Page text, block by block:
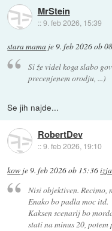
MrStein
::9. feb 2026, 15:39
stara mama je9. feb 2026 ob
Si že videl koga slabo
precenjenem orodju, ...)
Se jih najde...
RobertDev
::9. feb 2026, 19:10
kow je9. feb 2026 ob 15:36
Nisi objektiven. Recimo,
Enako bo padla moc itd.
Kaksen scenarij bo
stati na minus 20, potem